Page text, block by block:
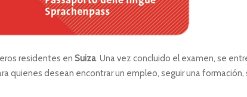
residentes en Suiza. Una vez concluido el examen, se
quienes desean encontrar un empleo, seguir una